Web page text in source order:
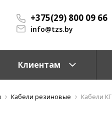
+375(29) 800 09 66
info@tzs.by
Клиентам
Кабели резиновые Кабели КГ